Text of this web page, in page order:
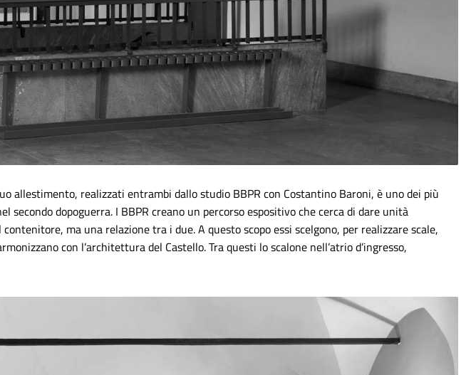
allestimento, realizzati entrambi dallo studio BBPR con Costantino Baroni, è uno dei più
dopoguerra. I BBPR creano un percorso espositivo che cerca di dare unità
ma una relazione tra i due. A questo scopo essi scelgono, per realizzare scale,
con l’architettura del Castello. Tra questi lo scalone nell’atrio d’ingresso,